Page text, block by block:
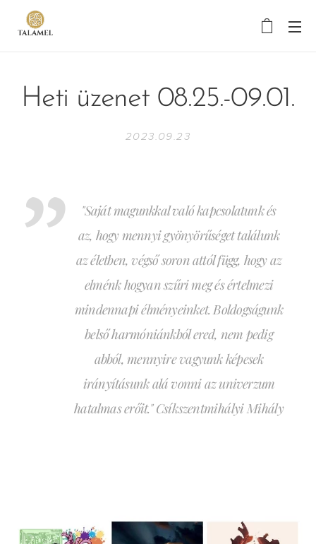
Heti üzenet 08.25.-09.01.
2023.09.23
"Saját magunkkal való kapcsolatunk és
az, hogy mennyi gyönyörűséget találunk
az életben, végső soron attól függ, hogy az
elménk hogyan szűri meg és értelmezi
mindennapi élményeinket. Boldogságunk
belső harmóniánkból ered, nem pedig
abból, mennyire vagyunk képesek
irányításunk alá vonni az univerzum
hatalmas erőit." Csíkszentmihályi Mihály